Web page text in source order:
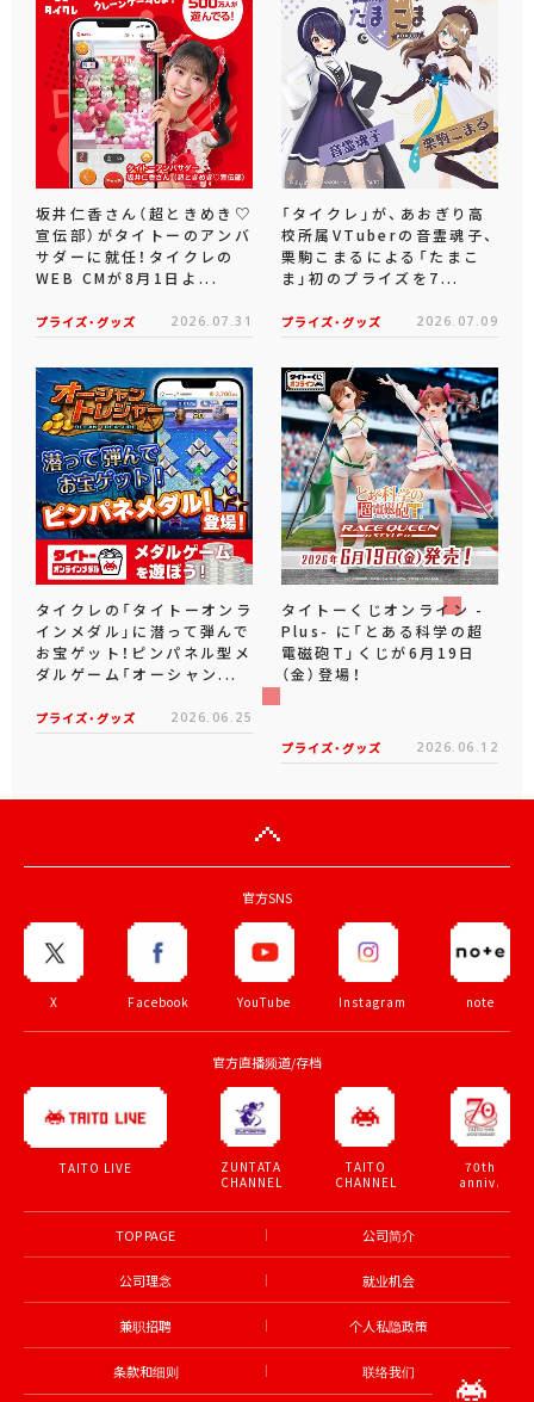
坂井仁香さん（超ときめき♡
宣伝部）がタイトーのアンバ
サダーに就任！タイクレの
WEB CMが8月1日よ...
プライズ・グッズ 2026.07.31
「タイクレ」が、あおぎり高
校所属VTuberの音霊魂子、
栗駒こまるによる「たまこ
ま」初のプライズを7...
プライズ・グッズ 2026.07.09
タイクレの「タイトーオンラ
インメダル」に潜って弾んで
お宝ゲット！ピンパネル型メ
ダルゲーム「オーシャン...
プライズ・グッズ 2026.06.25
タイトーくじオンライン -
Plus- に「とある科学の超
電磁砲T」くじが6月19日
（金）登場！
プライズ・グッズ 2026.06.12
官方SNS
X Facebook YouTube Instagram note
官方直播频道/存档
TAITO LIVE
ZUNTATA
CHANNEL
TAITO
CHANNEL
70th
anniv.
TOP PAGE 公司简介
公司理念 就业机会
兼职招聘 个人私隐政策
条款和细则 联络我们